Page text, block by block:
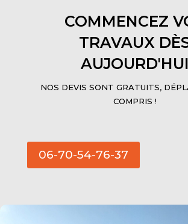
COMMENCEZ
TRAVAUX
AUJOURD'HUI
NOS DEVIS SONT GRATUITS,
COMPRIS !
06-70-54-76-37